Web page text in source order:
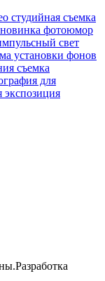
студийная съемка
новинка фотоюмор
свет
установки фонов
съемка
для
экспозиция
Разработка